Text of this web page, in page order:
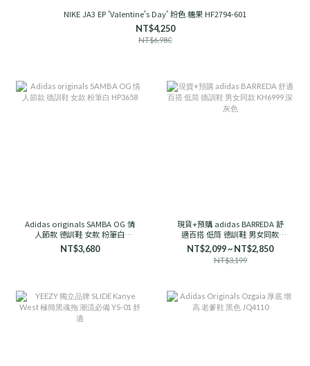
NIKE JA3 EP 'Valentine's Day' 粉色 糖果 HF2794-601
NT$4,250
NT$6,980
Adidas originals SAMBA OG 情
人節款 德訓鞋 女款 粉筆白
HP3658
NT$3,680
現貨+預購 adidas BARREDA 舒
適百搭 低筒 德訓鞋 男女同款
KH6999 深灰色
NT$2,099 ~ NT$2,850
NT$3,199